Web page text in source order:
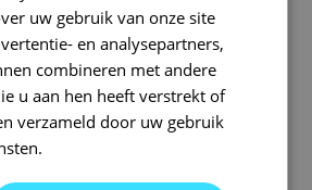
uw gebruik van onze site
en analysepartners,
combineren met andere
u aan hen heeft verstrekt of
verzameld door uw gebruik